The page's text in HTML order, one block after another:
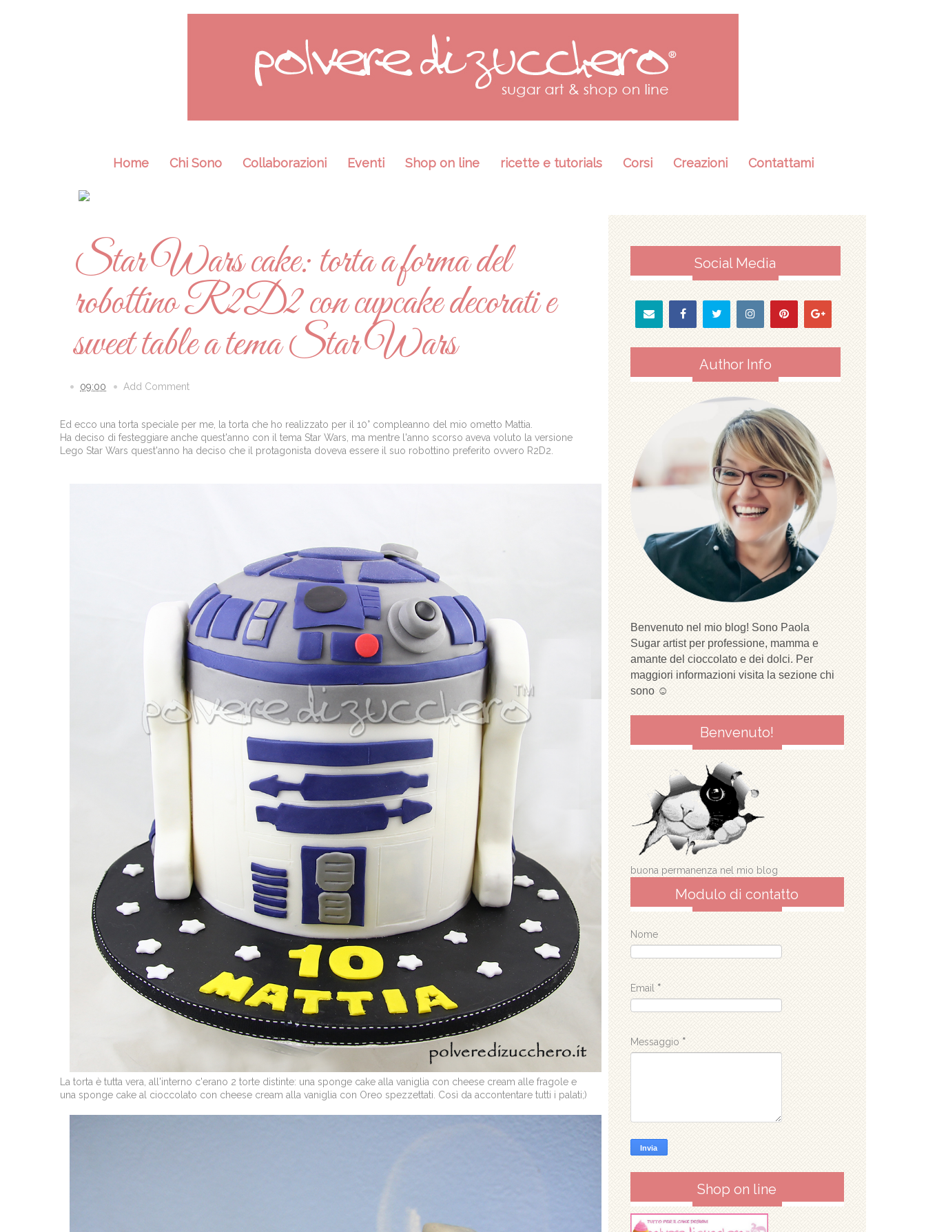
Home Chi Sono Collaborazioni Eventi Shop on line ricette e tutorials Corsi Creazioni Contattami
Star Wars cake: torta a forma del
robottino R2D2 con cupcake decorati e
sweet table a tema Star Wars
09:00 Add Comment
Ed ecco una torta speciale per me, la torta che ho realizzato per il 10° compleanno del mio ometto Mattia.
Ha deciso di festeggiare anche quest'anno con il tema Star Wars, ma mentre l'anno scorso aveva voluto la versione
Lego Star Wars quest'anno ha deciso che il protagonista doveva essere il suo robottino preferito ovvero R2D2.
La torta è tutta vera, all'interno c'erano 2 torte distinte: una sponge cake alla vaniglia con cheese cream alle fragole e
una sponge cake al cioccolato con cheese cream alla vaniglia con Oreo spezzettati. Così da accontentare tutti i palati;)
Social Media
Author Info
Benvenuto nel mio blog! Sono Paola
Sugar artist per professione, mamma e
amante del cioccolato e dei dolci. Per
maggiori informazioni visita la sezione chi
sono ☺
Benvenuto!
buona permanenza nel mio blog
Modulo di contatto
Nome
Email *
Messaggio *
Shop on line